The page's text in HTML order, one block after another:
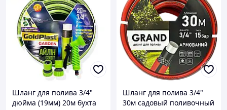
Шланг для полива 3/4"
дюйма (19мм) 20м бухта
Шланг для полива 3/4"
30м садовый поливочный